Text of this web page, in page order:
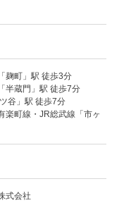
麹町」駅 徒歩3分
半蔵門」駅 徒歩7分
谷」駅 徒歩7分
楽町線・JR総武線「市ヶ
式会社